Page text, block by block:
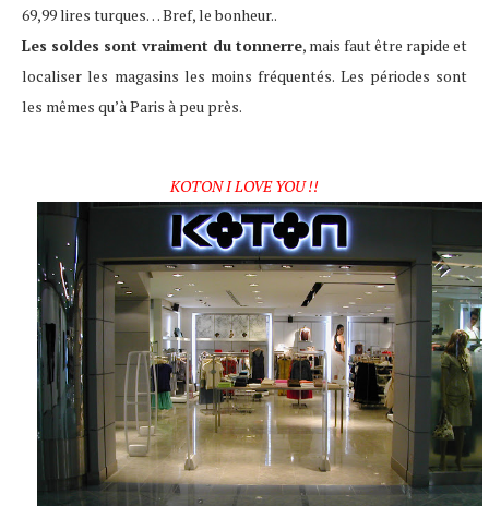
69,99 lires turques… Bref, le bonheur..
Les soldes sont vraiment du tonnerre, mais faut être rapide et
localiser les magasins les moins fréquentés. Les périodes sont
les mêmes qu’à Paris à peu près.
KOTON I LOVE YOU !!